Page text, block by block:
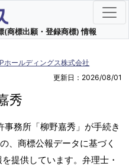
(商標出願・登録商標) 情報
ホールディングス株式会社
更新日：2026/08/01
秀
務所「柳野嘉秀」が手続き
、商標公報データに基づく
提供しています。弁理士・